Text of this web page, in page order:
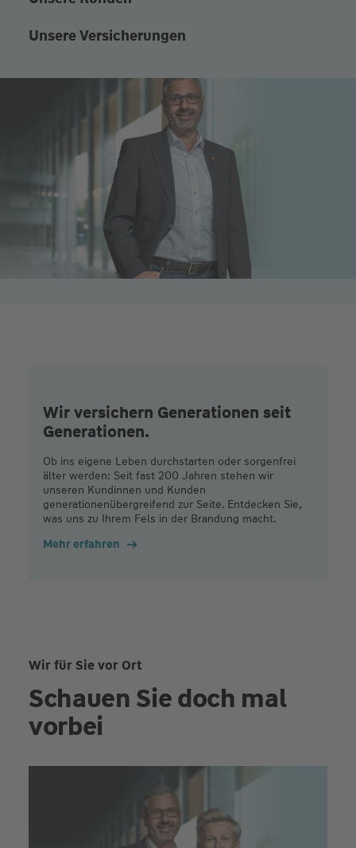
Unsere Versicherungen
Wir versichern Generationen seit
Generationen.
Ob ins eigene Leben durchstarten oder sorgenfrei
älter werden: Seit fast 200 Jahren stehen wir
unseren Kundinnen und Kunden
generationenübergreifend zur Seite. Entdecken Sie,
was uns zu Ihrem Fels in der Brandung macht.
Mehr erfahren
Wir für Sie vor Ort
Schauen Sie doch mal
vorbei